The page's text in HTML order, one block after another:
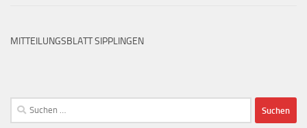
MITTEILUNGSBLATT SIPPLINGEN
Suchen
nach: